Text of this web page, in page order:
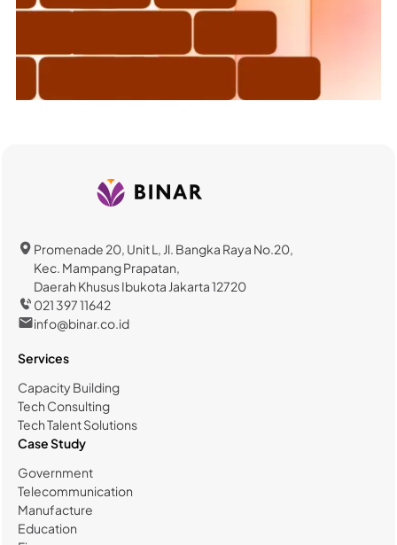
Promenade 20, Unit L, Jl. Bangka Raya No.20,
Kec. Mampang Prapatan,
Daerah Khusus Ibukota Jakarta 12720
021 397 11642
info@binar.co.id
Services
Capacity Building
Tech Consulting
Tech Talent Solutions
Case Study
Government
Telecommunication
Manufacture
Education